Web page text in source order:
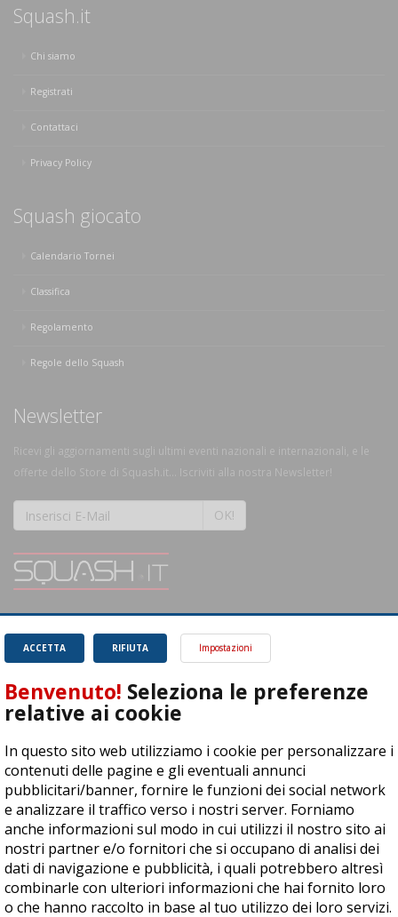
Squash.it
Chi siamo
Registrati
Contattaci
Privacy Policy
Squash giocato
Calendario Tornei
Classifica
Regolamento
Regole dello Squash
Newsletter
Ricevi gli aggiornamenti sugli ultimi eventi nazionali e internazionali, e le
offerte dello Store di Squash.it... Iscriviti alla nostra Newsletter!
OK!
magnifico sport.
Leggi
RIFIUTA
ACCETTA Impostazioni
Benvenuto! Seleziona le preferenze
relative ai cookie
In questo sito web utilizziamo i cookie per personalizzare i
contenuti delle pagine e gli eventuali annunci
pubblicitari/banner, fornire le funzioni dei social network
e analizzare il traffico verso i nostri server. Forniamo
anche informazioni sul modo in cui utilizzi il nostro sito ai
nostri partner e/o fornitori che si occupano di analisi dei
dati di navigazione e pubblicità, i quali potrebbero altresì
combinarle con ulteriori informazioni che hai fornito loro
o che hanno raccolto in base al tuo utilizzo dei loro servizi.
ASD Let's Sport - Via T. Olivelli 3, 25014 Castenedolo (BS) - P. Iva:
04278030988
© Copyright 2015 | All Rights Reserved - Powered byDynDevice
Privacy Policy Cookie Policy Accessibilità Sitemap